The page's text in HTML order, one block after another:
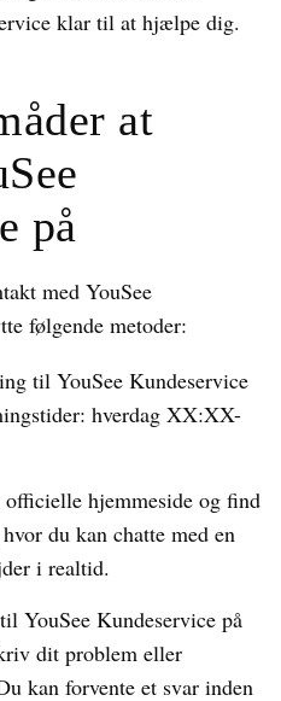
klar til at hjælpe dig.
at
på
med YouSee
følgende metoder:
til YouSee Kundeservice
hverdag XX:XX-
officielle hjemmeside og find
du kan chatte med en
i realtid.
YouSee Kundeservice på
dit problem eller
kan forvente et svar inden